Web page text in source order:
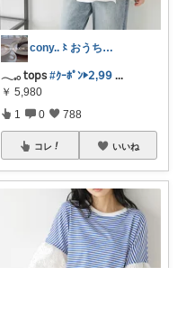
cony..〻おうち時間とインテリア
𓂃𓈒𓂂 𝗍𝗈𝗉𝗌 #ｸｰﾎﾟﾝ▶︎𝟤,𝟫𝟫 ...
￥ 5,980
1 0 788
コレ いいね